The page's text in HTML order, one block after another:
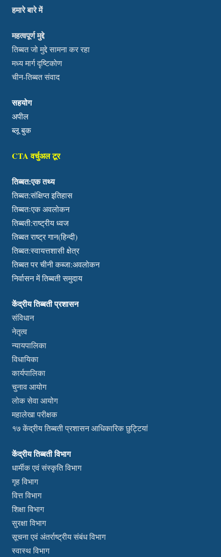
हमारे बारे में
महत्वपूर्ण मुद्दे
तिब्बत जो मुद्दे सामना कर रहा
मध्य मार्ग दृष्टिकोण
चीन-तिब्बत संवाद
सहयोग
अपील
ब्लू बुक
CTA वर्चुअल टूर
तिब्बत:एक तथ्य
तिब्बत:संक्षिप्त इतिहास
तिब्बतःएक अवलोकन
तिब्बती:राष्ट्रीय ध्वज
तिब्बत राष्ट्र गान(हिन्दी)
तिब्बत:स्वायत्तशासी क्षेत्र
तिब्बत पर चीनी कब्जा:अवलोकन
निर्वासन में तिब्बती समुदाय
केंद्रीय तिब्बती प्रशासन
संविधान
नेतृत्व
न्यायपालिका
विधायिका
कार्यपालिका
चुनाव आयोग
लोक सेवा आयोग
महालेखा परीक्षक
१७ केंद्रीय तिब्बती प्रशासन आधिकारिक छुट्टियां
केंद्रीय तिब्बती विभाग
धार्मीक एवं संस्कृति विभाग
गृह विभाग
वित्त विभाग
शिक्षा विभाग
सुरक्षा विभाग
सूचना एवं अंतर्राष्ट्रीय संबंध विभाग
स्वास्थ विभाग